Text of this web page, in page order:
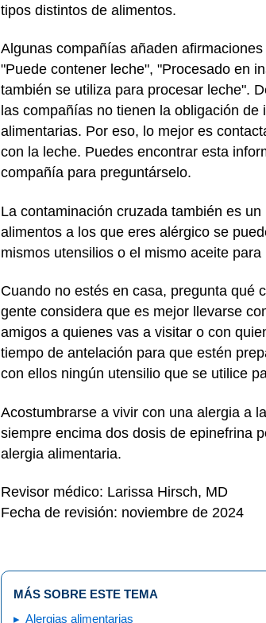
tipos distintos de alimentos.
Algunas compañías añaden
"Puede contener leche", "Procesado en
también se utiliza para procesar leche".
las compañías no tienen la obligación
alimentarias. Por eso, lo mejor es
con la leche. Puedes encontrar esta
compañía para preguntárselo.
La contaminación cruzada también es
alimentos a los que eres alérgico se
mismos utensilios o el mismo aceite
Cuando no estés en casa, pregunta qué
gente considera que es mejor llevarse
amigos a quienes vas a visitar o con
tiempo de antelación para que estén
con ellos ningún utensilio que se utilice
Acostumbrarse a vivir con una alergia a
siempre encima dos dosis de epinefrina
alergia alimentaria.
Revisor médico: Larissa Hirsch, MD
Fecha de revisión: noviembre de 2024
MÁS SOBRE ESTE TEMA
Alergias alimentarias